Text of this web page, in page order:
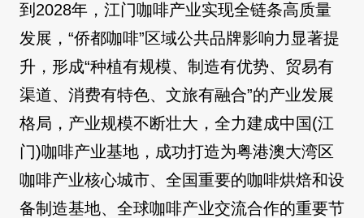
到2028年，江门咖啡产业实现全链条高质量
发展，“侨都咖啡”区域公共品牌影响力显著提
升，形成“种植有规模、制造有优势、贸易有
渠道、消费有特色、文旅有融合”的产业发展
格局，产业规模不断壮大，全力建成中国(江
门)咖啡产业基地，成功打造为粤港澳大湾区
咖啡产业核心城市、全国重要的咖啡烘焙和设
备制造基地、全球咖啡产业交流合作的重要节